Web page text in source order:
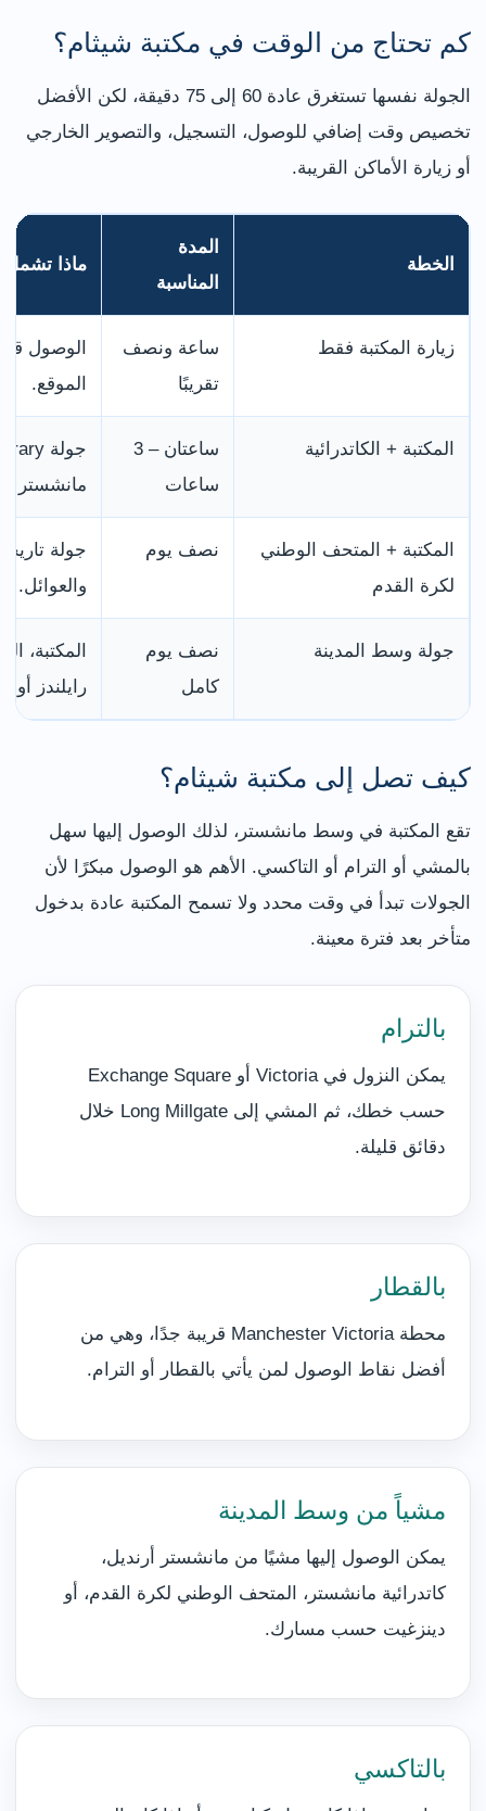
كم تحتاج من الوقت في مكتبة شيثام؟
الجولة نفسها تستغرق عادة 60 إلى 75 دقيقة، لكن الأفضل
تخصيص وقت إضافي للوصول، التسجيل، والتصوير الخارجي
أو زيارة الأماكن القريبة.
الخطة
المدة
المناسبة
ماذا
زيارة المكتبة فقط
ساعة ونصف
تقريبًا
الوصول
الموقع.
المكتبة + الكاتدرائية
ساعتان – 3
ساعات
مانشستر
المكتبة + المتحف الوطني
لكرة القدم
نصف يوم
جولة
والعوائل.
جولة وسط المدينة
نصف يوم
كامل
المكتبة،
رايلندز أو
كيف تصل إلى مكتبة شيثام؟
تقع المكتبة في وسط مانشستر، لذلك الوصول إليها سهل
بالمشي أو الترام أو التاكسي. الأهم هو الوصول مبكرًا لأن
الجولات تبدأ في وقت محدد ولا تسمح المكتبة عادة بدخول
متأخر بعد فترة معينة.
بالترام
يمكن النزول في Victoria أو Exchange Square
حسب خطك، ثم المشي إلى Long Millgate خلال
دقائق قليلة.
بالقطار
محطة Manchester Victoria قريبة جدًا، وهي من
أفضل نقاط الوصول لمن يأتي بالقطار أو الترام.
مشياً من وسط المدينة
يمكن الوصول إليها مشيًا من مانشستر أرنديل،
كاتدرائية مانشستر، المتحف الوطني لكرة القدم، أو
دينزغيت حسب مسارك.
بالتاكسي